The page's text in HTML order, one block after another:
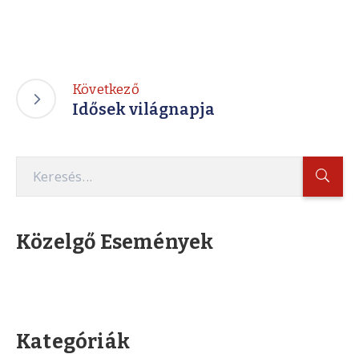
Következő
Idősek világnapja
Közelgő Események
Kategóriák